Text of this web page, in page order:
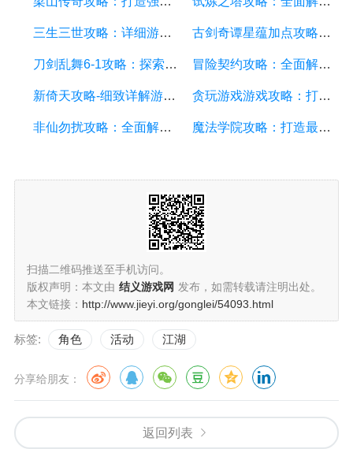
三生三世攻略：详细游戏攻略方面的描述 古剑奇谭星蕴加点攻略：打造无敌战队，征服九州大陆
刀剑乱舞6-1攻略：探索副本、培养角色和战斗技巧详解 冒险契约攻略：全面解析游戏玩法、技巧和策略
新倚天攻略-细致详解游戏攻略，助你成为顶级侠客 贪玩游戏游戏攻略：打造最强角色的详细指南
非仙勿扰攻略：全面解析游戏攻略技巧、剧情解读和角色培养 魔法学院攻略：打造最强法师的详细游戏攻略指南
扫描二维码推送至手机访问。
版权声明：本文由 结义游戏网 发布，如需转载请注明出处。
本文链接： http://www.jieyi.org/gonglei/54093.html
标签: 角色 活动 江湖
分享给朋友：
返回列表